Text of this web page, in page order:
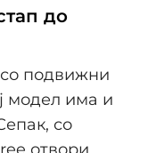
до
со подвижни
модел има и
со
отвори